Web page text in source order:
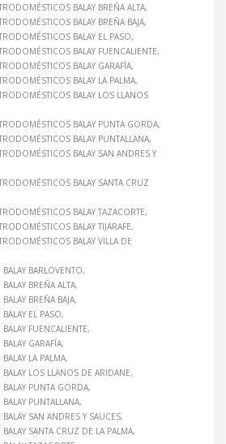
BALAY BREÑA ALTA
BALAY BREÑA BAJA
BALAY EL PASO
BALAY FUENCALIENTE
BALAY GARAFÍA
BALAY LA PALMA
BALAY LOS LLANOS
BALAY PUNTA GORDA
BALAY PUNTALLANA
BALAY SAN ANDRES Y
BALAY SANTA CRUZ
BALAY TAZACORTE
BALAY TIJARAFE
BALAY VILLA DE
BARLOVENTO
BREÑA ALTA
BREÑA BAJA
EL PASO
FUENCALIENTE
GARAFÍA
LA PALMA
LOS LLANOS DE ARIDANE
PUNTA GORDA
PUNTALLANA
SAN ANDRES Y SAUCES
SANTA CRUZ DE LA PALMA